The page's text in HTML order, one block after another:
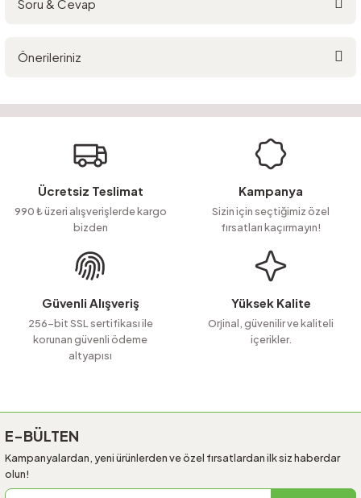
Soru & Cevap
Soru Sor
Önerileriniz
Görüş ve önerileriniz için teşekkür ederiz.
Ürün resmi kalitesiz, bozuk veya görüntülenemiyor.
Ürün açıklamasında eksik bilgiler bulunuyor.
Ürün bilgilerinde hatalar bulunuyor.
Ürün fiyatı diğer sitelerden daha pahalı.
Bu ürüne benzer farklı alternatifler olmalı.
Ücretsiz Teslimat
990 ₺ üzeri alışverişlerde kargo
bizden
Kampanya
Sizin için seçtiğimiz özel
fırsatları kaçırmayın!
Güvenli Alışveriş
256-bit SSL sertifikası ile
korunan güvenli ödeme
altyapısı
Yüksek Kalite
Orjinal, güvenilir ve kaliteli
içerikler.
E-BÜLTEN
Kampanyalardan, yeni ürünlerden ve özel fırsatlardan ilk siz haberdar
olun!